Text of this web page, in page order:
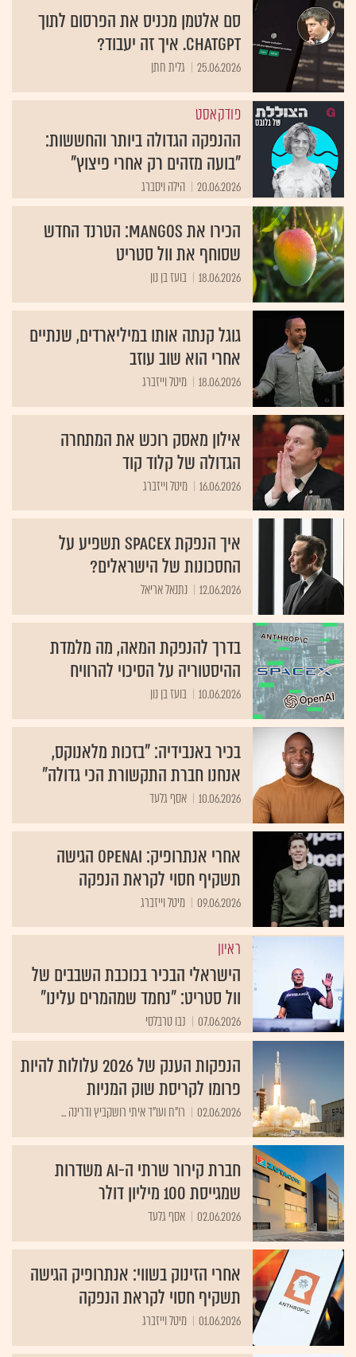
סם אלטמן מכניס את הפרסום לתוך
ChatGPT. איך זה יעבוד?
25.06.2026 גלית חתן
פודקאסט
ההנפקה הגדולה ביותר והחששות:
"בועה מזהים רק אחרי פיצוץ"
20.06.2026 הילה ויסברג
הכירו את MANGOS: הטרנד החדש
שסוחף את וול סטריט
18.06.2026 בועז בן נון
גוגל קנתה אותו במיליארדים, שנתיים
אחרי הוא שוב עוזב
18.06.2026 מיטל וייזברג
אילון מאסק רוכש את המתחרה
הגדולה של קלוד קוד
16.06.2026 מיטל וייזברג
איך הנפקת SpaceX תשפיע על
החסכונות של הישראלים?
12.06.2026 נתנאל אריאל
בדרך להנפקת המאה, מה מלמדת
ההיסטוריה על הסיכוי להרוויח
10.06.2026 בועז בן נון
בכיר באנבידיה: "בזכות מלאנוקס,
אנחנו חברת התקשורת הכי גדולה"
10.06.2026 אסף גלעד
אחרי אנתרופיק: OpenAI הגישה
תשקיף חסוי לקראת הנפקה
09.06.2026 מיטל וייזברג
ראיון
הישראלי הבכיר בכוכבת השבבים של
וול סטריט: "נחמד שמהמרים עלינו"
07.06.2026 נבו טרבלסי
הנפקות הענק של 2026 עלולות להיות
פרומו לקריסת שוק המניות
02.06.2026 רו"ח ועו"ד איתי רושקביץ ודרינה ...
חברת קירור שרתי ה-AI משדרות
שמגייסת 100 מיליון דולר
02.06.2026 אסף גלעד
אחרי הזינוק בשווי: אנתרופיק הגישה
תשקיף חסוי לקראת הנפקה
01.06.2026 מיטל וייזברג